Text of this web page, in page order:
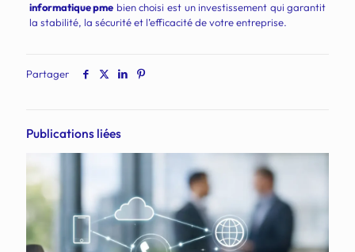
informatique pme bien choisi est un investissement qui garantit
la stabilité, la sécurité et l’efficacité de votre entreprise.
Partager
Publications liées